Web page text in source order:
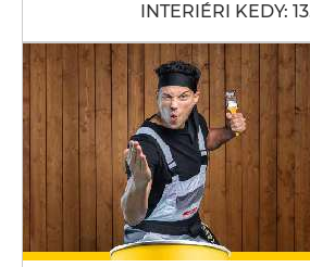
INTERIÉRI KEDY: